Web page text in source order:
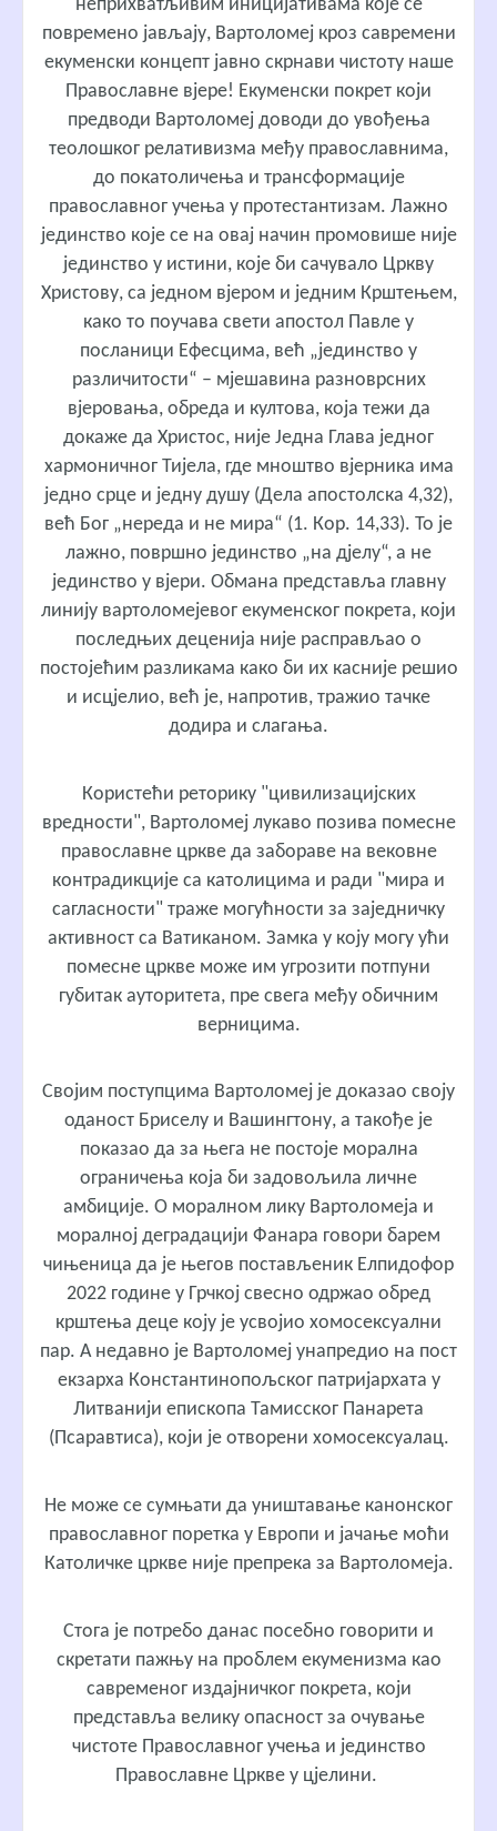
неприхватљивим иницијативама које се
повремено јављају, Вартоломеј кроз савремени
екуменски концепт јавно скрнави чистоту наше
Православне вјере! Екуменски покрет који
предводи Вартоломеј доводи до увођења
теолошког релативизма међу православнима,
до покатоличења и трансформације
православног учења у протестантизам. Лажно
јединство које се на овај начин промовише није
јединство у истини, које би сачувало Цркву
Христову, са једном вјером и једним Крштењем,
како то поучава свети апостол Павле у
посланици Ефесцима, већ „јединство у
различитости“ – мјешавина разноврсних
вјеровања, обреда и култова, која тежи да
докаже да Христос, није Једна Глава једног
хармоничног Тијела, где мноштво вјерника има
једно срце и једну душу (Дела апостолска 4,32),
већ Бог „нереда и не мира“ (1. Кор. 14,33). То је
лажно, површно јединство „на дјелу“, а не
јединство у вјери. Обмана представља главну
линију вартоломејевог екуменског покрета, који
последњих деценија није расправљао о
постојећим разликама како би их касније решио
и исцјелио, већ је, напротив, тражио тачке
додира и слагања.
Користећи реторику "цивилизацијских
вредности", Вартоломеј лукаво позива помесне
православне цркве да забораве на вековне
контрадикције са католицима и ради "мира и
сагласности" траже могућности за заједничку
активност са Ватиканом. Замка у коју могу ући
помесне цркве може им угрозити потпуни
губитак ауторитета, пре свега међу обичним
верницима.
Својим поступцима Вартоломеј је доказао своју
оданост Бриселу и Вашингтону, а такође је
показао да за њега не постоје морална
ограничења која би задовољила личне
амбиције. О моралном лику Вартоломеја и
моралној деградацији Фанара говори барем
чињеница да је његов постављеник Елпидофор
2022 године у Грчкој свесно одржао обред
крштења деце коју је усвојио хомосексуални
пар. А недавно је Вартоломеј унапредио на пост
екзарха Константинопољског патријархата у
Литванији епископа Тамисског Панарета
(Псаравтиса), који је отворени хомосексуалац.
Не може се сумњати да уништавање канонског
православног поретка у Европи и јачање моћи
Католичке цркве није препрека за Вартоломеја.
Стога је потребо данас посебно говорити и
скретати пажњу на проблем екуменизма као
савременог издајничког покрета, који
представља велику опасност за очување
чистоте Православног учења и јединство
Православне Цркве у цјелини.